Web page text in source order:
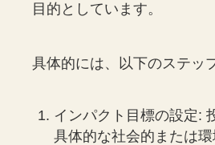
目的としています。
具体的には、以下のステッ
インパクト目標の設定:
具体的な社会的または